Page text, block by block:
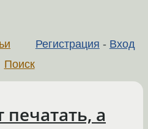
Регистрация - Вход
Поиск
печатать, а